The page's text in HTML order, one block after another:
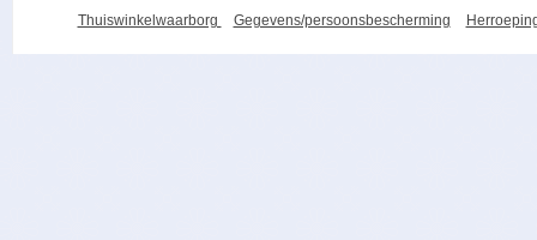
Thuiswinkelwaarborg
Gegevens/persoonsbescherming